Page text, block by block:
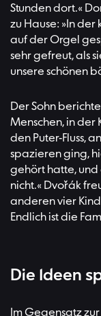
Stunden dort.«
zu Hause: »In
auf der Orgel
sehr gefreut, als
unsere schönen
Der Sohn
Menschen, in der
den Puter-Fluss,
spazieren ging,
gehört hatte, und
nicht.« Dvořák
anderen vier
Endlich ist die
Die Ideen
Im Gegensatz